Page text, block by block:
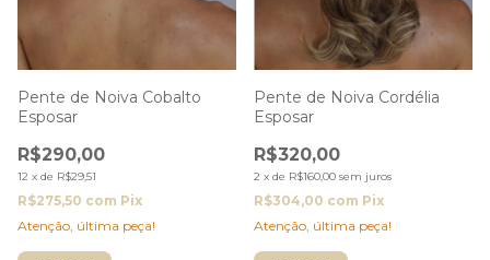
Pente de Noiva Cobalto
Esposar
R$290,00
12 x de R$29,51
R$275,50 com Pix
Atenção, última peça!
Pente de Noiva Cordélia
Esposar
R$320,00
2 x de R$160,00 sem juros
R$304,00 com Pix
Atenção, última peça!